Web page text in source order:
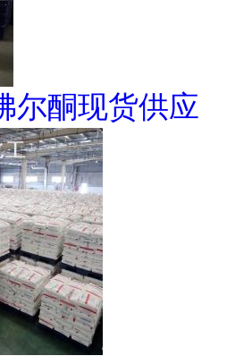
尔酮现货供应